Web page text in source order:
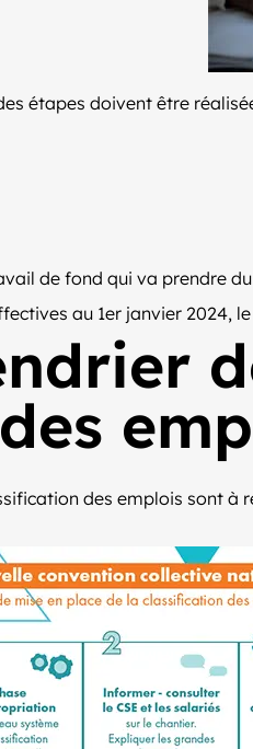
étapes doivent être
de fond qui va prendre
au 1er janvier 2024,
des emplois sont